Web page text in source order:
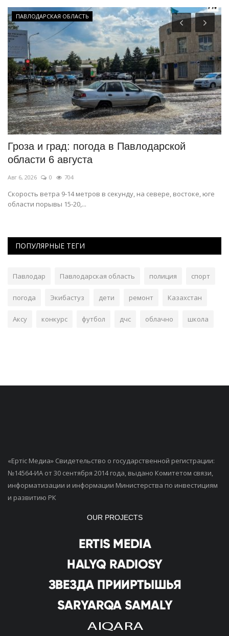
ПАВЛОДАРСКАЯ ОБЛАСТЬ
Гроза и град: погода в Павлодарской
области 6 августа
Авг 6, 2026 0 704
Скорость ветра 9-14 метров в секунду, на севере, востоке, юге
области порывы 15-20,...
ПОПУЛЯРНЫЕ ТЕГИ
Павлодар Павлодарская область полиция спорт
погода Экибастуз дети ремонт Казахстан
Аксу конкурс футбол дчс облачно школа
«Ертiс Медиа» Свидетельство о государственной регистрации:
№14564-ИА от 30 сентября 2014 года, выдано Комитетом связи,
информатизации и информации Министерства по инвестициям
и развитию РК
OUR PROJECTS